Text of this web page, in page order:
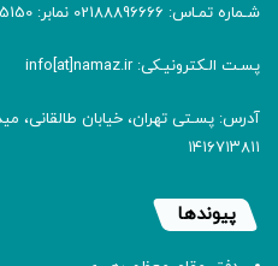
شـماره تمـاس: 02188896666 نمابر: 02188905150
پسـت الـکترونیـکی: info[at]namaz.ir
۱۴۱۶۷۱۳۸۱۱
پیوندها